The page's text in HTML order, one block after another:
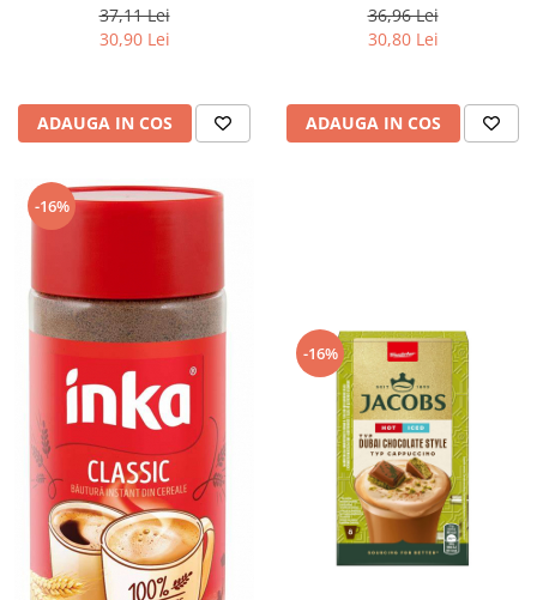
37,11 Lei
30,90 Lei
ADAUGA IN COS
36,96 Lei
30,80 Lei
ADAUGA IN COS
-16%
-16%